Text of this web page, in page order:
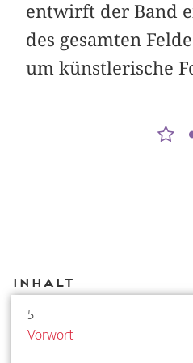
entwirft der Band
des gesamten
um künstlerische
Inhalt
5
Vorwort